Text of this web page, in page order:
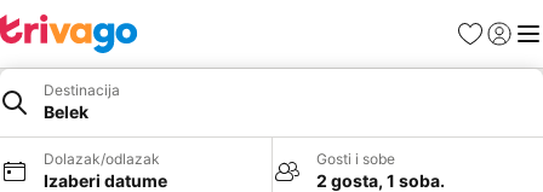
FavoritiPrijavi
Destinacija
Belek
Dolazak/odlazak
Izaberi datume
Gosti i sobe
2 gosta, 1 soba.